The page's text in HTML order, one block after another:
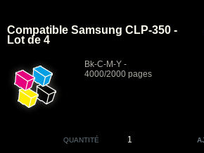
Compatible Samsung CLP-350 -
Lot de 4
Bk-C-M-Y -
4000/2000 pages
QUANTITÉ